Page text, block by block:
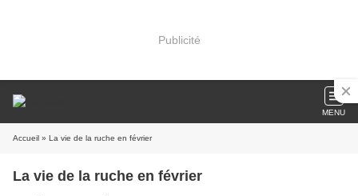
Publicité
MENU
Accueil » La vie de la ruche en février
La vie de la ruche en février